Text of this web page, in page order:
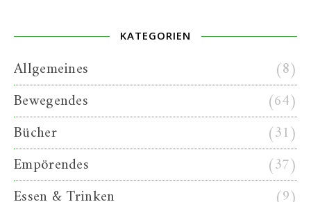
KATEGORIEN
Allgemeines
(8)
Bewegendes
(64)
Bücher
(31)
Empörendes
(37)
Essen & Trinken
(9)